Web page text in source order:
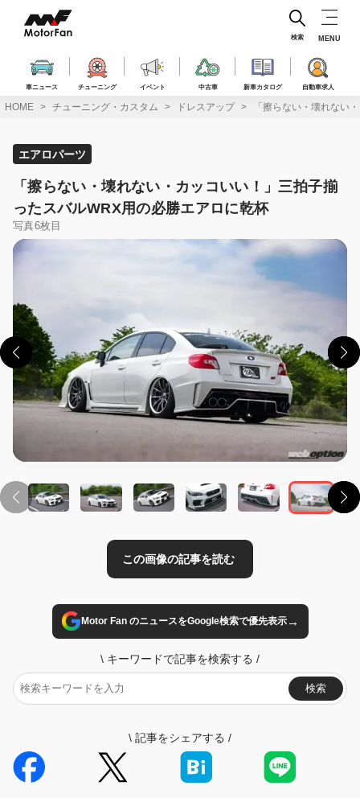
ス
車ニュース チューニング イベント 中古車 新車カタログ 自動車求人
検索 MENU
HOME チューニング・カスタム ドレスアップ 「擦らない・壊れない
エアロパーツ
「擦らない・壊れない・カッコいい！」三拍子揃
ったスバルWRX用の必勝エアロに乾杯
写真6枚目
Motor Fan のニュースをGoogle検索で優先表示→
\ キーワードで記事を検索する /
検索
\ 記事をシェアする /